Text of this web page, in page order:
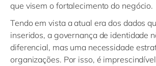
que visem o fortalecimento do negócio.
Tendo em vista a atual era dos dados
inseridos, a governança de identidade
diferencial, mas uma necessidade
organizações. Por isso, é